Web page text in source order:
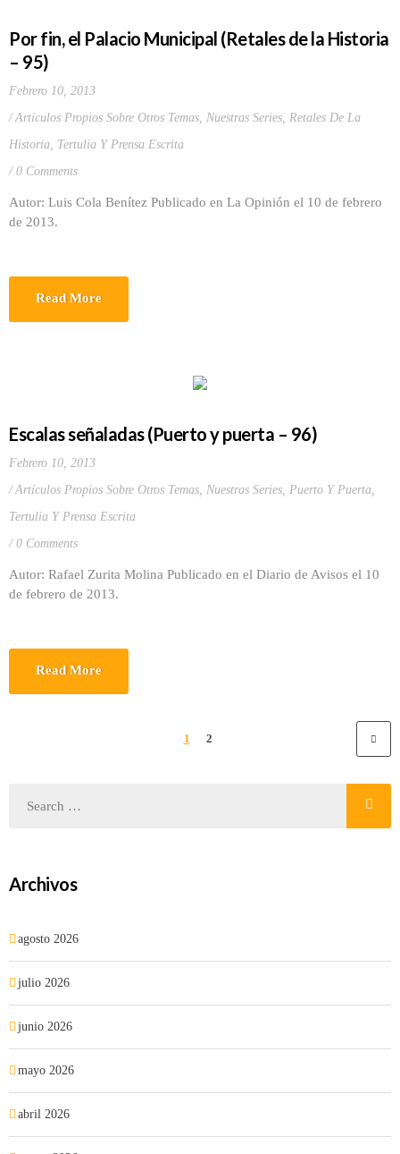
Por fin, el Palacio Municipal (Retales de la Historia
– 95)
Febrero 10, 2013
Artículos Propios Sobre Otros Temas, Nuestras Series, Retales De La
Historia, Tertulia Y Prensa Escrita
0 Comments
Autor: Luis Cola Benítez Publicado en La Opinión el 10 de febrero
de 2013.
Read More
Escalas señaladas (Puerto y puerta – 96)
Febrero 10, 2013
Artículos Propios Sobre Otros Temas, Nuestras Series, Puerto Y Puerta,
Tertulia Y Prensa Escrita
0 Comments
Autor: Rafael Zurita Molina Publicado en el Diario de Avisos el 10
de febrero de 2013.
Read More
1 2
Archivos
agosto 2026
julio 2026
junio 2026
mayo 2026
abril 2026